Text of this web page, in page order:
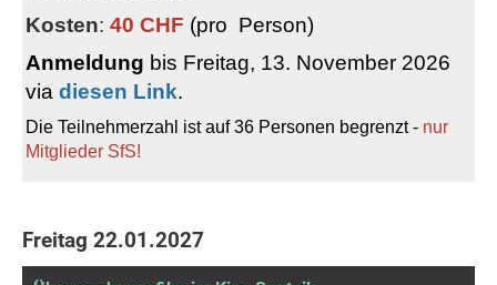
Kosten: 40 CHF (pro Person)
Anmeldung bis Freitag, 13. November 2026
via diesen Link.
Die Teilnehmerzahl ist auf 36 Personen begrenzt - nur
Mitglieder SfS!
Freitag 22.01.2027